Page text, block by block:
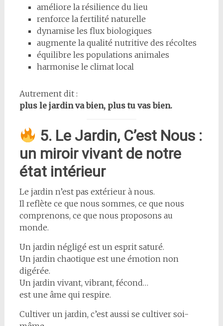
améliore la résilience du lieu
renforce la fertilité naturelle
dynamise les flux biologiques
augmente la qualité nutritive des récoltes
équilibre les populations animales
harmonise le climat local
Autrement dit :
plus le jardin va bien, plus tu vas bien.
5. Le Jardin, C’est Nous :
un miroir vivant de notre
état intérieur
Le jardin n’est pas extérieur à nous.
Il reflète ce que nous sommes, ce que nous
comprenons, ce que nous proposons au
monde.
Un jardin négligé est un esprit saturé.
Un jardin chaotique est une émotion non
digérée.
Un jardin vivant, vibrant, fécond…
est une âme qui respire.
Cultiver un jardin, c’est aussi se cultiver soi-